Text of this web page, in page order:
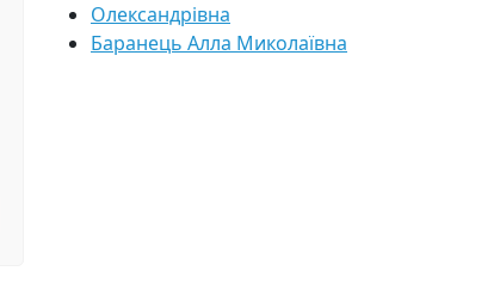
Олександрівна
Баранець Алла Миколаївна